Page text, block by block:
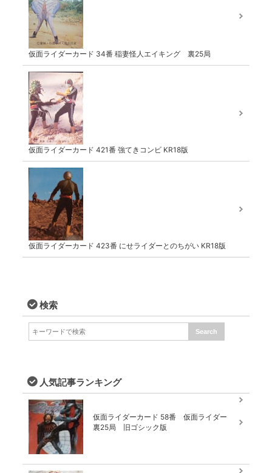
仮面ライダーカード 34番 稲妻怪人エイキング 裏25局
仮面ライダーカード 421番 強てきコンビ KR18版
仮面ライダーカード 423番 にせライダーとのちがい KR18版
検索
人気記事ランキング
仮面ライダーカード 58番 仮面ライダー
裏25局 旧ゴシック版